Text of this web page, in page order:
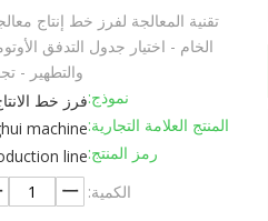
تقنية المعالجة لفرز خط إنتاج
الخام - اختيار جدول التدفق
والتطهير -
نموذج:فرز خط
المنتج العلامة التجارية:machine
رمز المنتج:line
الكمية: